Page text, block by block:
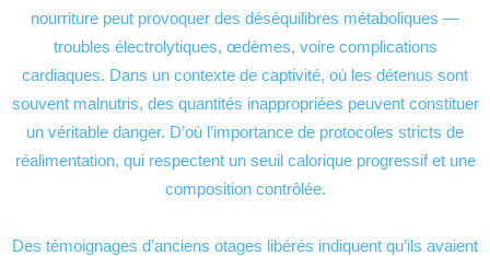
nourriture peut provoquer des déséquilibres métaboliques —
troubles électrolytiques, œdèmes, voire complications
cardiaques. Dans un contexte de captivité, où les détenus sont
souvent malnutris, des quantités inappropriées peuvent constituer
un véritable danger. D’où l’importance de protocoles stricts de
réalimentation, qui respectent un seuil calorique progressif et une
composition contrôlée.
Des témoignages d’anciens otages libérés indiquent qu’ils avaient